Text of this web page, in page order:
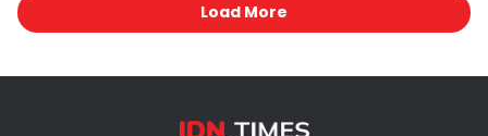
Load More